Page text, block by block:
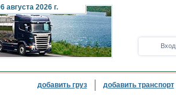
августа 2026 г.
Вход
добавить груз добавить транспорт